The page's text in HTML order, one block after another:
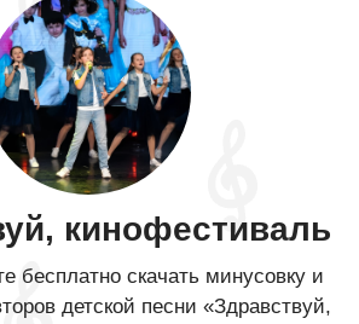
кинофестиваль
бесплатно скачать минусовку и
детской песни «Здравствуй,